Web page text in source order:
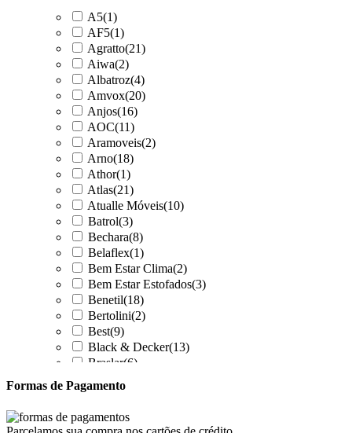
A5(1)
AF5(1)
Agratto(21)
Aiwa(2)
Albatroz(4)
Amvox(20)
Anjos(16)
AOC(11)
Aramoveis(2)
Arno(18)
Athor(1)
Atlas(21)
Atualle Móveis(10)
Batrol(3)
Bechara(8)
Belaflex(1)
Bem Estar Clima(2)
Bem Estar Estofados(3)
Benetil(18)
Bertolini(2)
Best(9)
Black & Decker(13)
Braslar(6)
Britânia
Cairu(7)
Formas de Pagamento